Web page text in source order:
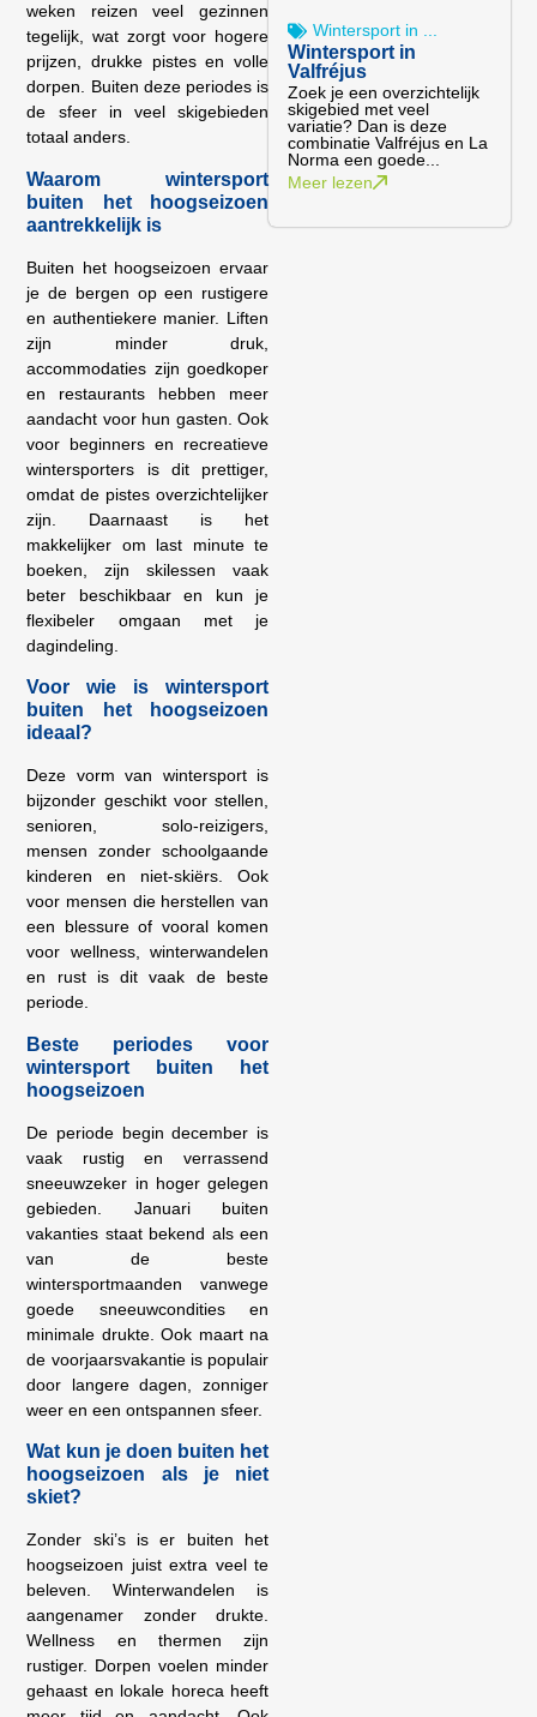
weken reizen veel gezinnen
tegelijk, wat zorgt voor hogere
prijzen, drukke pistes en volle
dorpen. Buiten deze periodes is
de sfeer in veel skigebieden
totaal anders.
Waarom wintersport
buiten het hoogseizoen
aantrekkelijk is
Buiten het hoogseizoen ervaar
je de bergen op een rustigere
en authentiekere manier. Liften
zijn minder druk,
accommodaties zijn goedkoper
en restaurants hebben meer
aandacht voor hun gasten. Ook
voor beginners en recreatieve
wintersporters is dit prettiger,
omdat de pistes overzichtelijker
zijn. Daarnaast is het
makkelijker om last minute te
boeken, zijn skilessen vaak
beter beschikbaar en kun je
flexibeler omgaan met je
dagindeling.
Voor wie is wintersport
buiten het hoogseizoen
ideaal?
Deze vorm van wintersport is
bijzonder geschikt voor stellen,
senioren, solo-reizigers,
mensen zonder schoolgaande
kinderen en niet-skiërs. Ook
voor mensen die herstellen van
een blessure of vooral komen
voor wellness, winterwandelen
en rust is dit vaak de beste
periode.
Beste periodes voor
wintersport buiten het
hoogseizoen
De periode begin december is
vaak rustig en verrassend
sneeuwzeker in hoger gelegen
gebieden. Januari buiten
vakanties staat bekend als een
van de beste
wintersportmaanden vanwege
goede sneeuwcondities en
minimale drukte. Ook maart na
de voorjaarsvakantie is populair
door langere dagen, zonniger
weer en een ontspannen sfeer.
Wat kun je doen buiten het
hoogseizoen als je niet
skiet?
Zonder ski’s is er buiten het
hoogseizoen juist extra veel te
beleven. Winterwandelen is
aangenamer zonder drukte.
Wellness en thermen zijn
rustiger. Dorpen voelen minder
gehaast en lokale horeca heeft
Wintersport in ...
Wintersport in
Valfréjus
Zoek je een overzichtelijk
skigebied met veel
variatie? Dan is deze
combinatie Valfréjus en La
Norma een goede...
Meer lezen